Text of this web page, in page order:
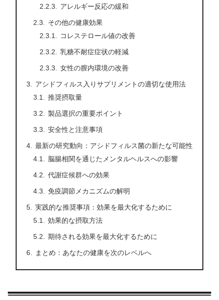
アレルギー反応の緩和
その他の健康効果
コレステロール値の改善
乳糖不耐症症状の軽減
女性の膣内環境の改善
アシドフィルス入りサプリメントの適切な使用法
推奨摂取量
製品選択の重要ポイント
安全性と注意事項
最新の研究動向：アシドフィルス菌の新たな可能性
脳腸相関を通じたメンタルヘルスへの影響
代謝症候群への効果
免疫調節メカニズムの解明
実践的な推奨事項：効果を最大化するために
効果的な摂取方法
期待される効果を最大化するために
まとめ：あなたの健康を次のレベルへ